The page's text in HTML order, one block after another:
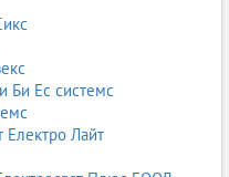
почистване.
Би Ес системс
Електро Лайт